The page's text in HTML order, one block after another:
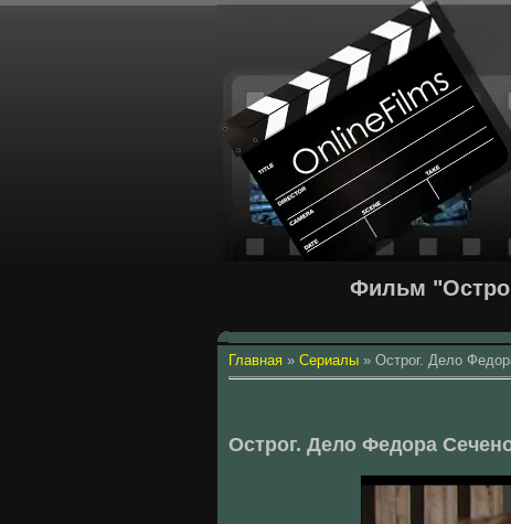
Фильм
Главная » Сериалы » Острог. Дело
Острог. Дело Федора